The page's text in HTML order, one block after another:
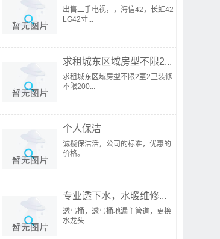
出售二手电视，，海信42，长虹42
LG42寸...
求租城东区域房型不限2...
求租城东区域房型不限2室2卫装修
不限200...
个人保洁
诚揽保洁活，公司的标准，优惠的
价格。
专业透下水，水暖维修...
透马桶，透马桶地漏主管道，更换
水龙头...